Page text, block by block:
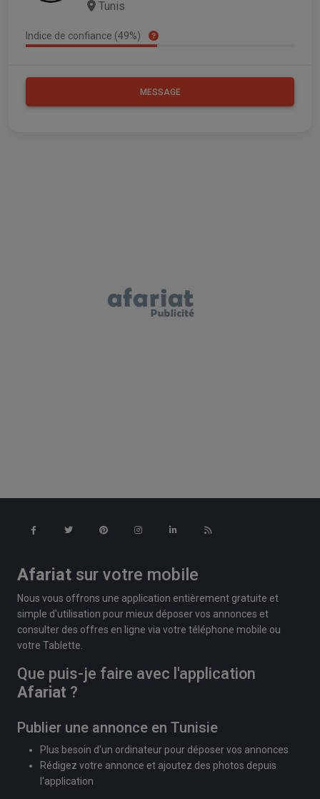
Tunis
Indice de confiance (49%)
MESSAGE
Afariat sur votre mobile
Nous vous offrons une application entièrement gratuite et
simple d'utilisation pour mieux déposer vos annonces et
consulter des offres en ligne via votre téléphone mobile ou
votre Tablette.
Que puis-je faire avec l'application
Afariat ?
Publier une annonce en Tunisie
Plus besoin d'un ordinateur pour déposer vos annonces
Rédigez votre annonce et ajoutez des photos depuis
l'application